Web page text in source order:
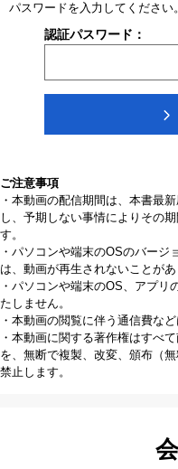
パスワードを入力してください。
認証パスワード：
ご注意事項
・本動画の配信期間は、本書最
し、予期しない事情によりその
す。
・パソコンや端末のOSのバージ
は、動画が再生されないことがあ
・パソコンや端末のOS、アプ
たしません。
・本動画の閲覧に伴う通信費な
・本動画に関する著作権はすべ
を、無断で複製、改変、頒布（
禁止します。